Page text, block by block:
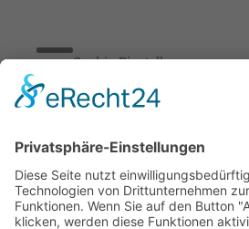
Cookie-Einstellungen